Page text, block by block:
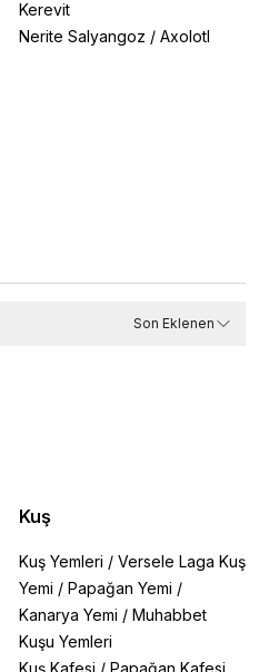
Kerevit
Nerite Salyangoz / Axolotl
Son Eklenen
Kuş
Kuş Yemleri / Versele Laga Kuş
Yemi / Papağan Yemi /
Kanarya Yemi / Muhabbet
Kuşu Yemleri
Kuş Kafesi / Papağan Kafesi